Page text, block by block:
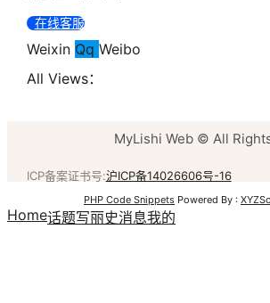
在线客服
Weixin Qq Weibo
All Views：
MyLishi Web © All
ICP备案证书号:沪ICP备14026606号-16
PHP Code Snippets Powered By :
Home话题写丽史消息我的